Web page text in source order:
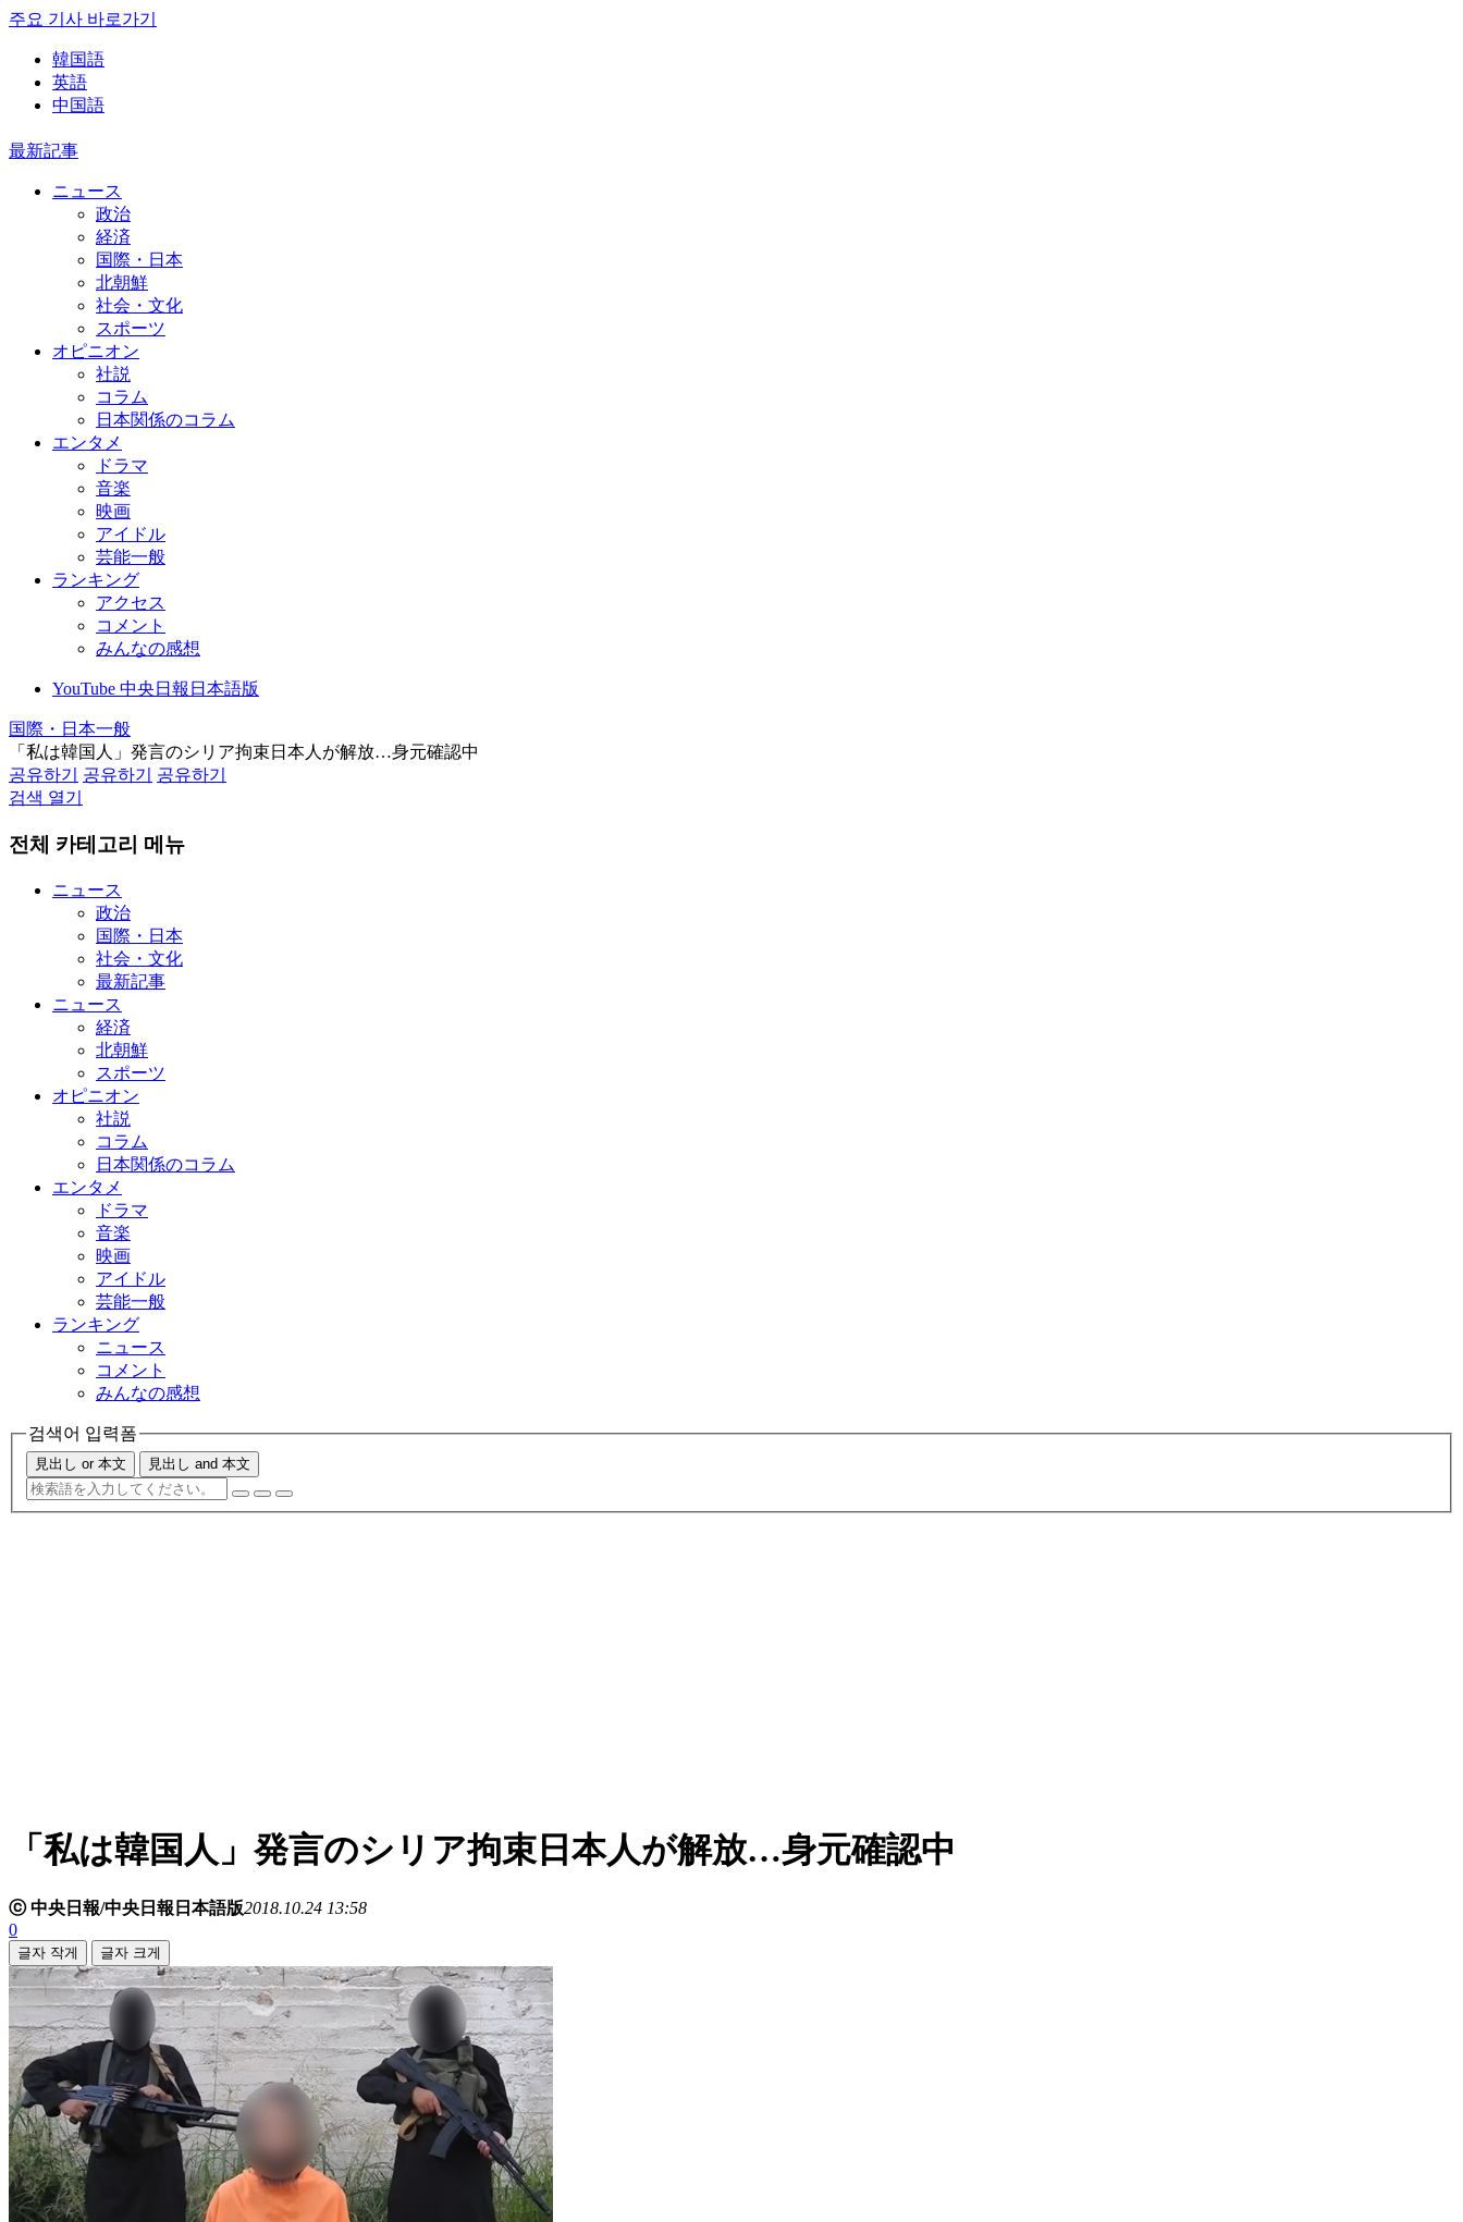
주요 기사 바로가기
韓国語
英語
中国語
最新記事
ニュース
政治
経済
国際・日本
北朝鮮
社会・文化
スポーツ
オピニオン
社説
コラム
日本関係のコラム
エンタメ
ドラマ
音楽
映画
アイドル
芸能一般
ランキング
アクセス
コメント
みんなの感想
YouTube 中央日報日本語版
国際・日本一般
「私は韓国人」発言のシリア拘束日本人が解放…身元確認中
공유하기
공유하기
공유하기
검색 열기
전체 카테고리 메뉴
ニュース
政治
国際・日本
社会・文化
最新記事
ニュース
経済
北朝鮮
スポーツ
オピニオン
社説
コラム
日本関係のコラム
エンタメ
ドラマ
音楽
映画
アイドル
芸能一般
ランキング
ニュース
コメント
みんなの感想
검색어 입력폼
見出し or 本文 見出し and 本文
「私は韓国人」発言のシリア拘束日本人が解放…身元確認中
ⓒ 中央日報/中央日報日本語版2018.10.24 13:58
0
글자 작게 글자 크게